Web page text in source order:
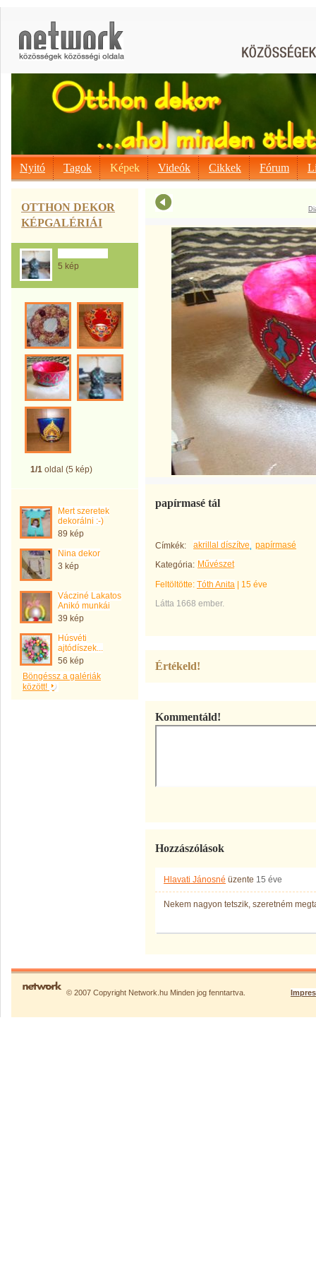
Nyitó Tagok Képek Videók Cikkek Fórum
OTTHON DEKOR
KÉPGALÉRIÁI
5 kép
1/1 oldal (5 kép)
Mert szeretek
dekorálni :-)
89 kép
Nina dekor
3 kép
Vácziné Lakatos
Anikó munkái
39 kép
Húsvéti
ajtódíszek...
56 kép
Böngéssz a galériák
között!
papírmasé tál
Címkék: akrillal díszítve
papírmasé
Kategória: Művészet
Feltöltötte: Tóth Anita
15 éve
Látta 1668 ember.
Értékeld!
Kommentáld!
Hozzászólások
Hlavati Jánosné üzente 15 éve
Nekem nagyon tetszik, szeretném
© 2007 Copyright Network.hu Minden jog fenntartva.